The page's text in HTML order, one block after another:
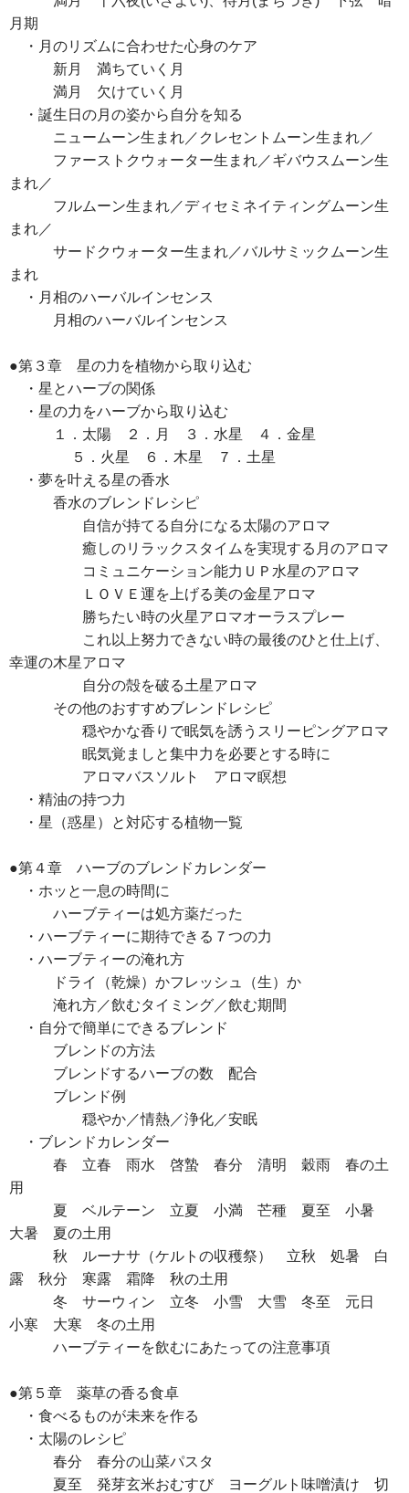
月期
・月のリズムに合わせた心身のケア
新月 満ちていく月
満月 欠けていく月
・誕生日の月の姿から自分を知る
ニュームーン生まれ／クレセントムーン生まれ／
ファーストクウォーター生まれ／ギバウスムーン生
まれ／
フルムーン生まれ／ディセミネイティングムーン生
まれ／
サードクウォーター生まれ／バルサミックムーン生
まれ
・月相のハーバルインセンス
月相のハーバルインセンス
●第３章 星の力を植物から取り込む
・星とハーブの関係
・星の力をハーブから取り込む
１．太陽 ２．月 ３．水星 ４．金星
５．火星 ６．木星 ７．土星
・夢を叶える星の香水
香水のブレンドレシピ
自信が持てる自分になる太陽のアロマ
癒しのリラックスタイムを実現する月のアロマ
コミュニケーション能力ＵＰ水星のアロマ
ＬＯＶＥ運を上げる美の金星アロマ
勝ちたい時の火星アロマオーラスプレー
これ以上努力できない時の最後のひと仕上げ、
幸運の木星アロマ
自分の殻を破る土星アロマ
その他のおすすめブレンドレシピ
穏やかな香りで眠気を誘うスリーピングアロマ
眠気覚ましと集中力を必要とする時に
アロマバスソルト アロマ瞑想
・精油の持つ力
・星（惑星）と対応する植物一覧
●第４章 ハーブのブレンドカレンダー
・ホッと一息の時間に
ハーブティーは処方薬だった
・ハーブティーに期待できる７つの力
・ハーブティーの淹れ方
ドライ（乾燥）かフレッシュ（生）か
淹れ方／飲むタイミング／飲む期間
・自分で簡単にできるブレンド
ブレンドの方法
ブレンドするハーブの数 配合
ブレンド例
穏やか／情熱／浄化／安眠
・ブレンドカレンダー
春 立春 雨水 啓蟄 春分 清明 穀雨 春の土
用
夏 ベルテーン 立夏 小満 芒種 夏至 小暑
大暑 夏の土用
秋 ルーナサ（ケルトの収穫祭） 立秋 処暑 白
露 秋分 寒露 霜降 秋の土用
冬 サーウィン 立冬 小雪 大雪 冬至 元日
小寒 大寒 冬の土用
ハーブティーを飲むにあたっての注意事項
●第５章 薬草の香る食卓
・食べるものが未来を作る
・太陽のレシピ
春分 春分の山菜パスタ
夏至 発芽玄米おむすび ヨーグルト味噌漬け 切